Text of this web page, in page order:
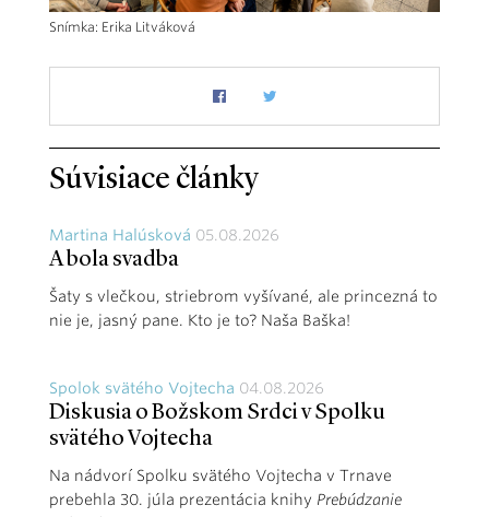
Snímka: Erika Litváková
Súvisiace články
Martina Halúsková 05.08.2026
A bola svadba
Šaty s vlečkou, striebrom vyšívané, ale princezná to
nie je, jasný pane. Kto je to? Naša Baška!
Spolok svätého Vojtecha 04.08.2026
Diskusia o Božskom Srdci v Spolku
svätého Vojtecha
Na nádvorí Spolku svätého Vojtecha v Trnave
prebehla 30. júla prezentácia knihy Prebúdzanie